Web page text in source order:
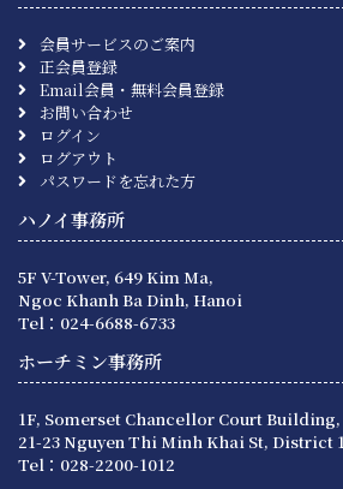
会員サービスのご案内
正会員登録
Email会員・無料会員登録
お問い合わせ
ログイン
ログアウト
パスワードを忘れた方
ハノイ事務所
5F V-Tower, 649 Kim Ma,
Ngoc Khanh Ba Dinh, Hanoi
Tel：024-6688-6733
ホーチミン事務所
1F, Somerset Chancellor Court Building,
21-23 Nguyen Thi Minh Khai St, District
Tel：028-2200-1012